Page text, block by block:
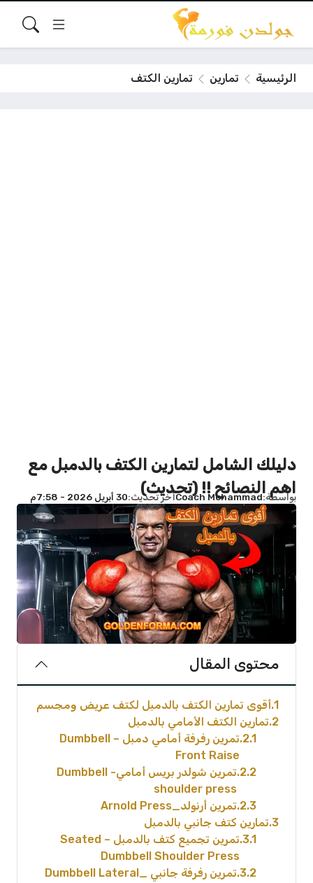
الرئيسية تمارين تمارين الكتف
دليلك الشامل لتمارين الكتف بالدمبل مع
اهم النصائح !! (تحديث)
بواسطة Coach Mohammadآخر تحديث 30 أبريل 2026 - 7:58م
محتوى المقال
1 أقوى تمارين الكتف بالدمبل لكتف عريض ومجسم
2 تمارين الكتف الأمامي بالدمبل
2.1
تمرين رفرفة أمامي دمبل – Dumbbell
Front Raise
2.2
تمرين شولدر بريس أمامي- Dumbbell
shoulder press
2.3 تمرين أرنولد_Arnold Press
3 تمارين كتف جانبي بالدمبل
3.1
تمرين تجميع كتف بالدمبل – Seated
Dumbbell Shoulder Press
3.2
تمرين رفرفة جانبي _Dumbbell Lateral